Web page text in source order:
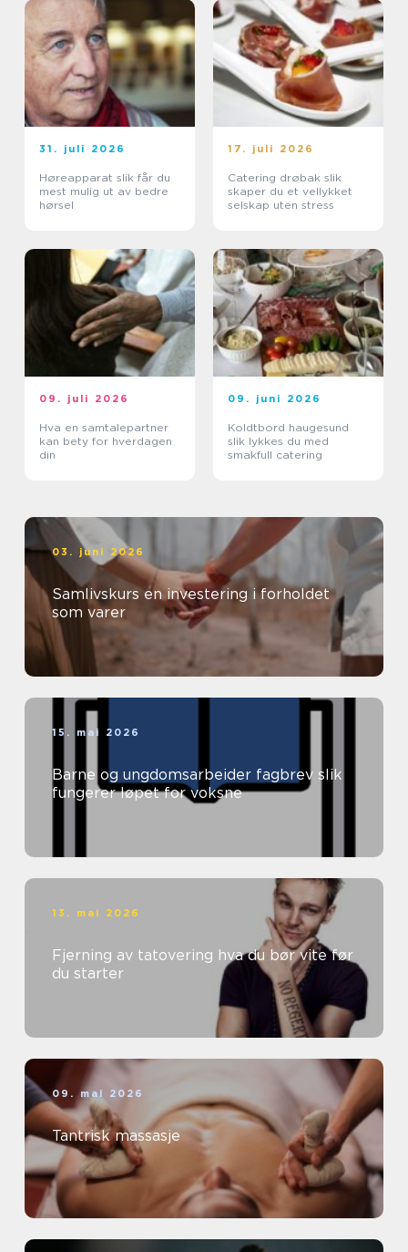
31. juli 2026
Høreapparat slik får du
mest mulig ut av bedre
hørsel
17. juli 2026
Catering drøbak slik
skaper du et vellykket
selskap uten stress
09. juli 2026
Hva en samtalepartner
kan bety for hverdagen
din
09. juni 2026
Koldtbord haugesund
slik lykkes du med
smakfull catering
03. juni 2026
Samlivskurs en investering i forholdet
som varer
15. mai 2026
Barne og ungdomsarbeider fagbrev slik
fungerer løpet for voksne
13. mai 2026
Fjerning av tatovering hva du bør vite før
du starter
09. mai 2026
Tantrisk massasje